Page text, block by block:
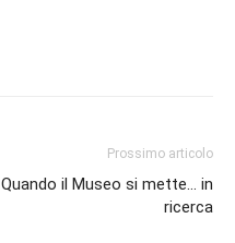
Prossimo articolo
Quando il Museo si mette… in
ricerca